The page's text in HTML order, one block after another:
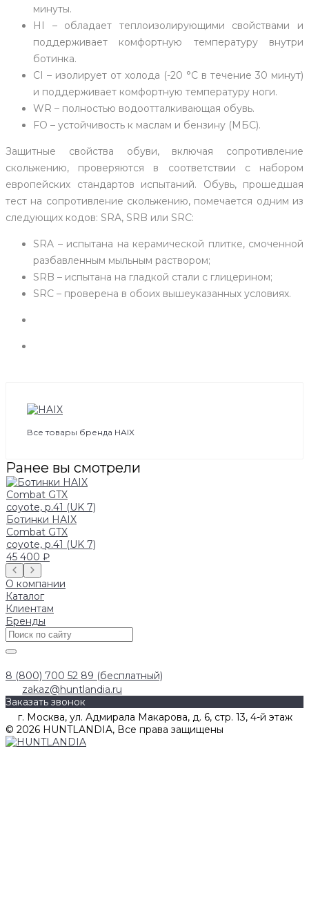
минуты.
HI – обладает теплоизолирующими свойствами и
поддерживает комфортную температуру внутри
ботинка.
СI – изолирует от холода (-20 °С в течение 30 минут)
и поддерживает комфортную температуру ноги.
WR – полностью водоотталкивающая обувь.
FO – устойчивость к маслам и бензину (МБС).
Защитные свойства обуви, включая сопротивление
скольжению, проверяются в соответствии с набором
европейских стандартов испытаний. Обувь, прошедшая
тест на сопротивление скольжению, помечается одним из
следующих кодов: SRA, SRB или SRC:
SRA – испытана на керамической плитке, смоченной
разбавленным мыльным раствором;
SRB – испытана на гладкой стали с глицерином;
SRC – проверена в обоих вышеуказанных условиях.
Все товары бренда HAIX
Ранее вы смотрели
Ботинки HAIX
Combat GTX
coyote, р.41 (UK 7)
45 400 ₽
О компании
Каталог
Клиентам
Бренды
8 (800) 700 52 89 (бесплатный)
zakaz@huntlandia.ru
Заказать звонок
г. Москва, ул. Адмирала Макарова, д. 6, стр. 13, 4-й этаж
© 2026 HUNTLANDIA, Все права защищены